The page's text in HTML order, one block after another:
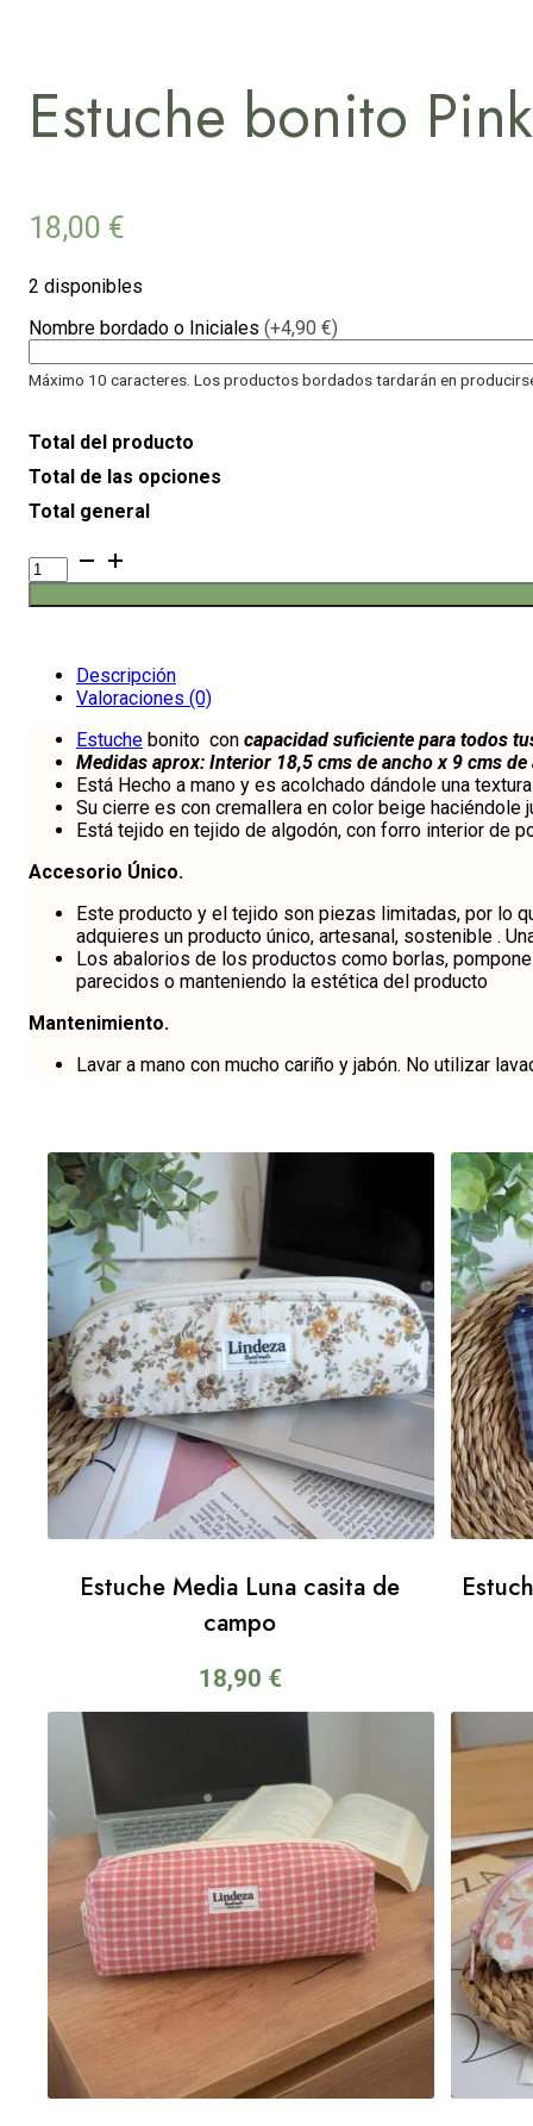
Estuche bonito
18,00 €
2 disponibles
Nombre bordado o Iniciales (+4,90 €)
Máximo 10 caracteres. Los productos bordados tardarán en
Total del producto
Total de las opciones
Total general
Estuche
bonito
Pink
Descripción
Valoraciones (0)
Estuche bonito con capacidad suficiente para todos
Medidas aprox: Interior 18,5 cms de ancho x 9 cms
Está Hecho a mano y es acolchado dándole una
Su cierre es con cremallera en color beige haciéndole
Está tejido en tejido de algodón, con forro interior de
Accesorio Único.
Este producto y el tejido son piezas limitadas, por lo
adquieres un producto único, artesanal, sostenible .
Los abalorios de los productos como borlas,
parecidos o manteniendo la estética del producto
Mantenimiento.
Lavar a mano con mucho cariño y jabón. No utilizar
Estuche Media Luna casita de
campo
18,90 €